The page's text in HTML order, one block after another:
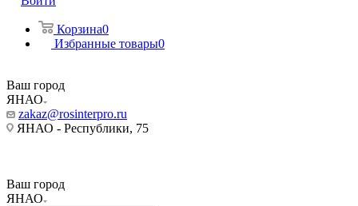
Корзина0
Избранные товары0
Ваш город
ЯНАО
zakaz@rosinterpro.ru
ЯНАО - Республики, 75
Ваш город
ЯНАО